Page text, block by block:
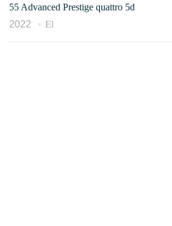
55 Advanced Prestige quattro 5d
2022
El